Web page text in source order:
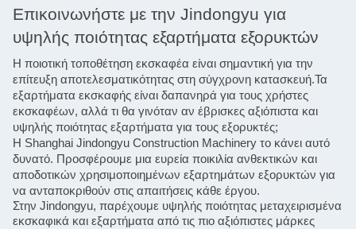
Επικοινωνήστε με την Jindongyu για
υψηλής ποιότητας εξαρτήματα εξορυκτών
Η ποιοτική τοποθέτηση εκσκαφέα είναι σημαντική για την
επίτευξη αποτελεσματικότητας στη σύγχρονη κατασκευή.Τα
εξαρτήματα εκσκαφής είναι δαπανηρά για τους χρήστες
εκσκαφέων, αλλά τι θα γινόταν αν έβρισκες αξιόπιστα και
υψηλής ποιότητας εξαρτήματα για τους εξορυκτές;
Η Shanghai Jindongyu Construction Machinery το κάνει αυτό
δυνατό. Προσφέρουμε μια ευρεία ποικιλία ανθεκτικών και
αποδοτικών χρησιμοποιημένων εξαρτημάτων εξορυκτών για
να ανταποκριθούν στις απαιτήσεις κάθε έργου.
Στην Jindongyu, παρέχουμε υψηλής ποιότητας μεταχειρισμένα
εκσκαφικά και εξαρτήματα από τις πιο αξιόπιστες μάρκες